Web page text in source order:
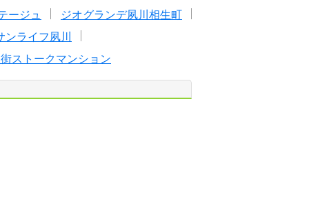
ージュ
ジオグランデ夙川相生町
ンライフ夙川
ストークマンション